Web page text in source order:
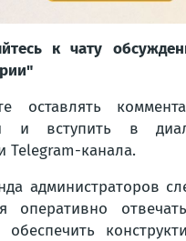
к чату
оставлять
и вступить в
Telegram-канала.
администраторов
оперативно